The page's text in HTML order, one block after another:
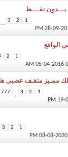
بـــدون نقــــط
1
2
3
...
الواقع
1
2
ممـيز مثقـف عصبي
1
2
3
...
777
1
2
3